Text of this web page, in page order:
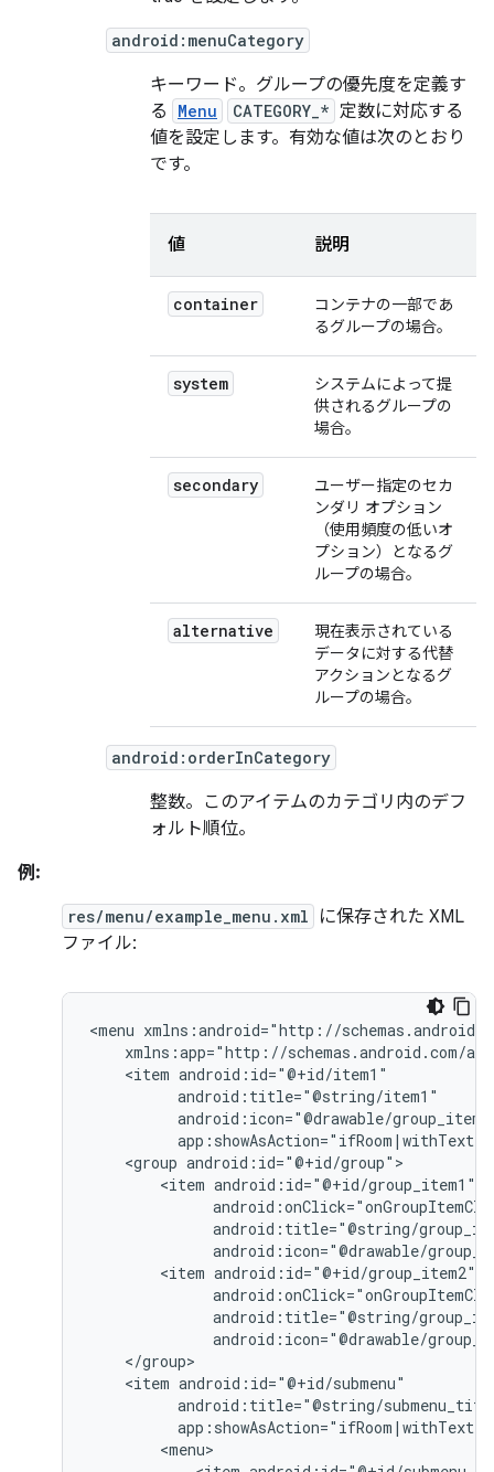
android:menuCategory
キーワード。グループの優先度を定義す
る
Menu CATEGORY_* 定数に対応する
値を設定します。有効な値は次のとおり
です。
値 説明
container
コンテナの一部であ
るグループの場合。
system
システムによって提
供されるグループの
場合。
secondary
ユーザー指定のセカ
ンダリ オプション
（使用頻度の低いオ
プション）となるグ
ループの場合。
alternative
現在表示されている
データに対する代替
アクションとなるグ
ループの場合。
android:orderInCategory
整数。このアイテムのカテゴリ内のデフ
ォルト順位。
例:
res/menu/example_menu.xml
に保存された XML
ファイル:
<menu
<item
<group
<item
android:icon="@drawable/
<item
android:icon="@drawable/
<item
app:showAsAction="ifRoom|withText"